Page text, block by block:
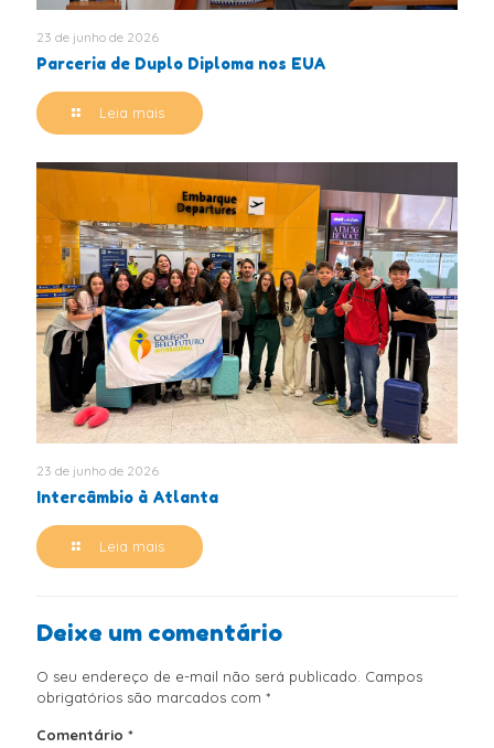
23 de junho de 2026
Parceria de Duplo Diploma nos EUA
Leia mais
23 de junho de 2026
Intercâmbio à Atlanta
Leia mais
Deixe um comentário
O seu endereço de e-mail não será publicado. Campos
obrigatórios são marcados com *
Comentário *